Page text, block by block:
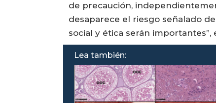
de precaución,
desaparece el riesgo señalado
social y ética serán
Lea también: